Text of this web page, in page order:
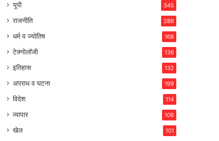
यूपी 345
राजनीति 286
धर्म व ज्योतिष 168
टेक्नोलॉजी 136
इतिहास 132
अपराध व घटना 199
विदेश 114
व्यापार 106
खेल 101